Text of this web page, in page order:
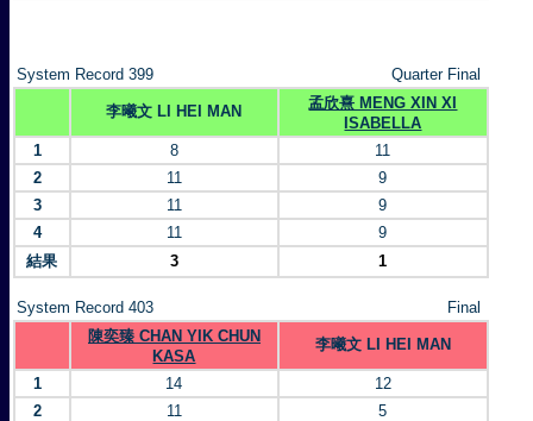
System Record 399 Quarter Final
李曦文 LI HEI MAN
孟欣熹 MENG XIN XI
ISABELLA
1
8
11
2
11
9
3
11
9
4
11
9
結果
3 1
System Record 403
Final
陳奕臻 CHAN YIK CHUN
KASA
李曦文 LI HEI MAN
1 14
12
2
11
5